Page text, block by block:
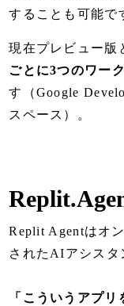
することも可能で
現在プレビュー版
ごとに3つのワー
す（Google
スペース）。
Replit Agentはオ
されたAIアシスタ
「こういうアプ